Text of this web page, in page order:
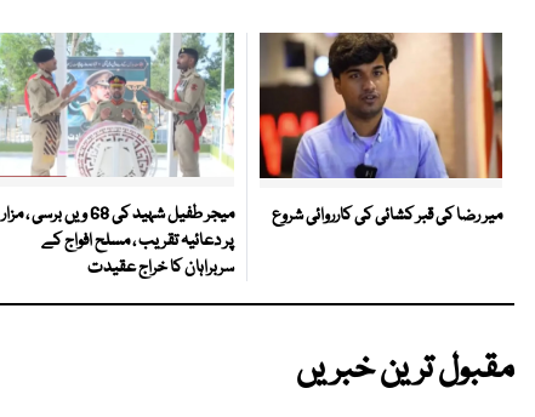
میر رضا کی قبر کشائی کی کارروائی شروع
میجر طفیل شہید کی 68 ویں برسی ، مزار
پر دعائیہ تقریب ، مسلح افواج کے
سربراہان کا خراج عقیدت
مقبول ترین خبریں